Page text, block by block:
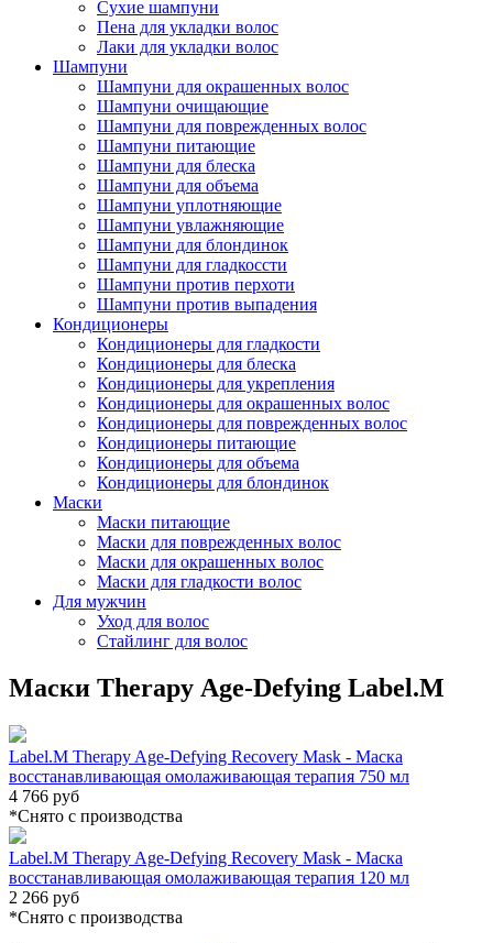
Сухие шампуни
Пена для укладки волос
Лаки для укладки волос
Шампуни
Шампуни для окрашенных волос
Шампуни очищающие
Шампуни для поврежденных волос
Шампуни питающие
Шампуни для блеска
Шампуни для объема
Шампуни уплотняющие
Шампуни увлажняющие
Шампуни для блондинок
Шампуни для гладкоссти
Шампуни против перхоти
Шампуни против выпадения
Кондиционеры
Кондиционеры для гладкости
Кондиционеры для блеска
Кондиционеры для укрепления
Кондиционеры для окрашенных волос
Кондиционеры для поврежденных волос
Кондиционеры питающие
Кондиционеры для объема
Кондиционеры для блондинок
Маски
Маски питающие
Маски для поврежденных волос
Маски для окрашенных волос
Маски для гладкости волос
Для мужчин
Уход для волос
Стайлинг для волос
Маски Therapy Age-Defying Label.M
Label.M Therapy Age-Defying Recovery Mask - Маска
восстанавливающая омолаживающая терапия 750 мл
4 766 руб
*Cнято с производства
Label.M Therapy Age-Defying Recovery Mask - Маска
восстанавливающая омолаживающая терапия 120 мл
2 266 руб
*Cнято с производства